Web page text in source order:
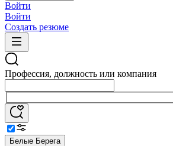
Войти
Войти
Создать резюме
Профессия, должность или компания
Белые Берега